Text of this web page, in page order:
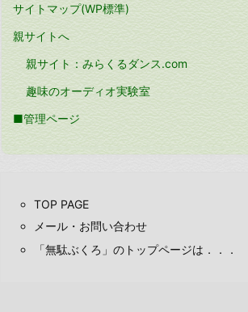
サイトマップ(WP標準)
親サイトへ
親サイト：みらくるダンス.com
趣味のオーディオ実験室
■管理ページ
TOP PAGE
メール・お問い合わせ
「無駄ぶくろ」のトップページは．．．